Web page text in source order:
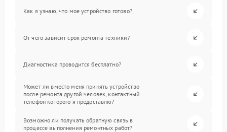
Как я узнаю, что мое устройство готово?
От чего зависит срок ремонта техники?
Диагностика проводится бесплатно?
Может ли вместо меня принять устройство
после ремонта другой человек, контактный
телефон которого я предоставлю?
Возможно ли получать обратную связь в
процессе выполнения ремонтных работ?